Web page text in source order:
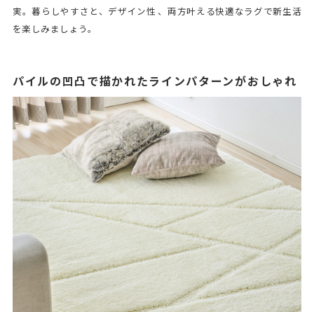
実。暮らしやすさと、デザイン性 、両方叶える快適なラグで新生活
を楽しみましょう。
パイルの凹凸で描かれたラインパターンがおしゃれ